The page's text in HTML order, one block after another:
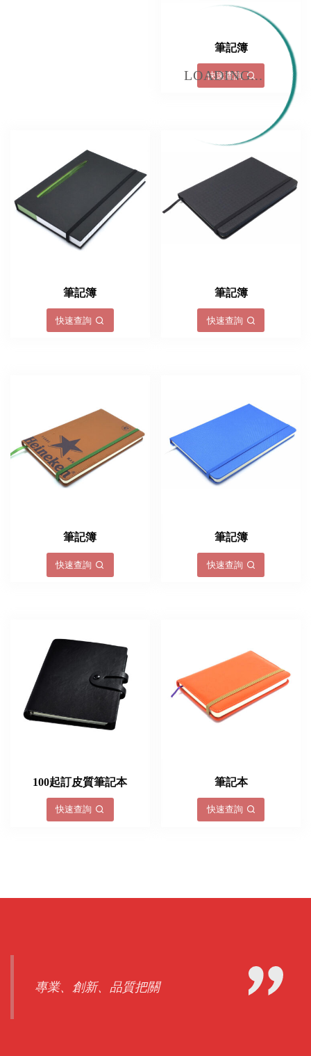
LOADING...
筆記簿
快速查詢
筆記簿
快速查詢
筆記簿
快速查詢
筆記簿
快速查詢
筆記簿
快速查詢
100起訂皮質筆記本
快速查詢
筆記本
快速查詢
專業、創新、品質把關